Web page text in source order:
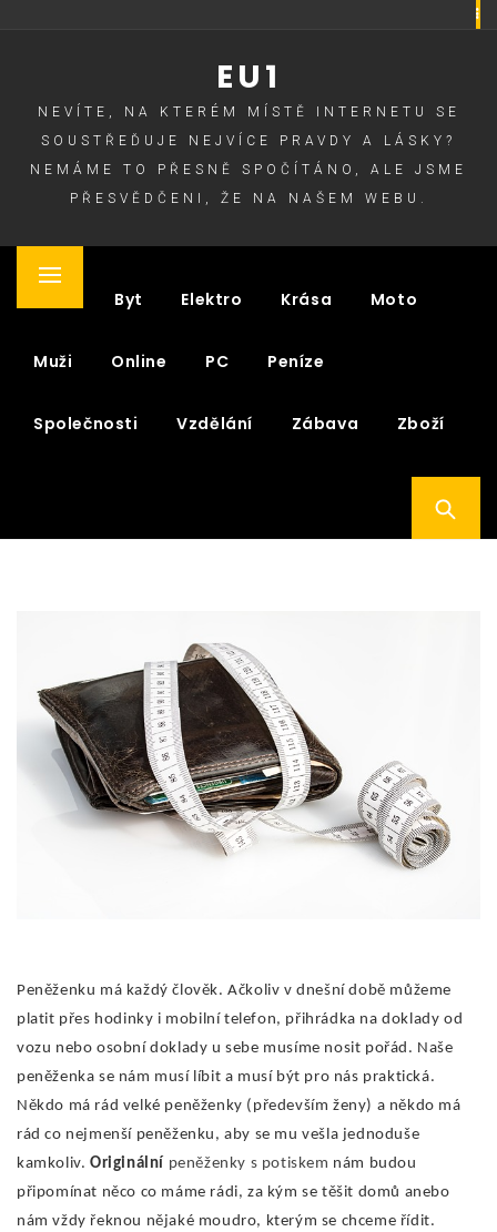
EU1
NEVÍTE, NA KTERÉM MÍSTĚ INTERNETU SE
SOUSTŘEĎUJE NEJVÍCE PRAVDY A LÁSKY?
NEMÁME TO PŘESNĚ SPOČÍTÁNO, ALE JSME
PŘESVĚDČENI, ŽE NA NAŠEM WEBU.
Primary
Byt Elektro Krása Moto
Muži Online PC Peníze
Společnosti Vzdělání Zábava Zboží
Peněženku má každý člověk. Ačkoliv v dnešní době můžeme
platit přes hodinky i mobilní telefon, přihrádka na doklady od
vozu nebo osobní doklady u sebe musíme nosit pořád. Naše
peněženka se nám musí líbit a musí být pro nás praktická.
Někdo má rád velké peněženky (především ženy) a někdo má
rád co nejmenší peněženku, aby se mu vešla jednoduše
kamkoliv. Originální peněženky s potiskem nám budou
připomínat něco co máme rádi, za kým se těšit domů anebo
nám vždy řeknou nějaké moudro, kterým se chceme řídit.